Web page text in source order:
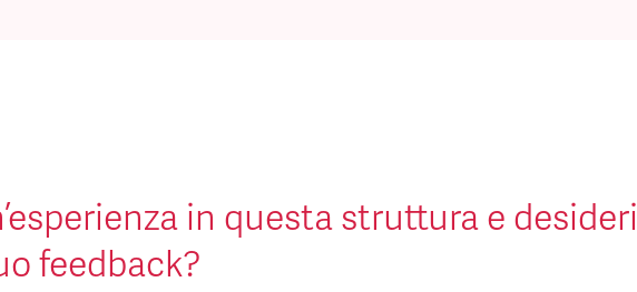
in questa struttura e desideri
feedback?